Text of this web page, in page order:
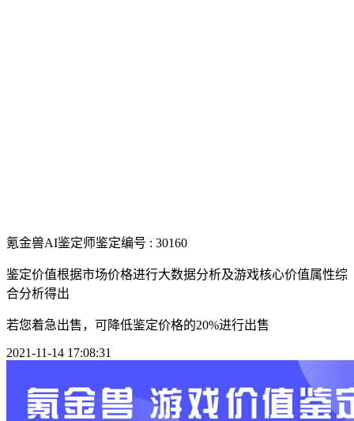
氪金兽AI鉴定师鉴定编号 : 30160
鉴定价值根据市场价格进行大数据分析及游戏核心价值属性综
合分析得出
若您着急出售，可降低鉴定价格的20%进行出售
2021-11-14 17:08:31